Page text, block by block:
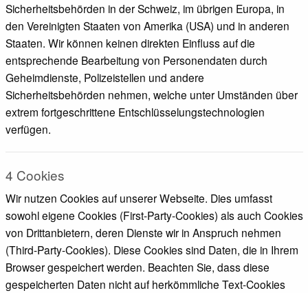
Sicherheitsbehörden in der Schweiz, im übrigen Europa, in
den Vereinigten Staaten von Amerika (USA) und in anderen
Staaten. Wir können keinen direkten Einfluss auf die
entsprechende Bearbeitung von Personendaten durch
Geheimdienste, Polizeistellen und andere
Sicherheitsbehörden nehmen, welche unter Umständen über
extrem fortgeschrittene Entschlüsselungstechnologien
verfügen.
4 Cookies
Wir nutzen Cookies auf unserer Webseite. Dies umfasst
sowohl eigene Cookies (First-Party-Cookies) als auch Cookies
von Drittanbietern, deren Dienste wir in Anspruch nehmen
(Third-Party-Cookies). Diese Cookies sind Daten, die in Ihrem
Browser gespeichert werden. Beachten Sie, dass diese
gespeicherten Daten nicht auf herkömmliche Text-Cookies